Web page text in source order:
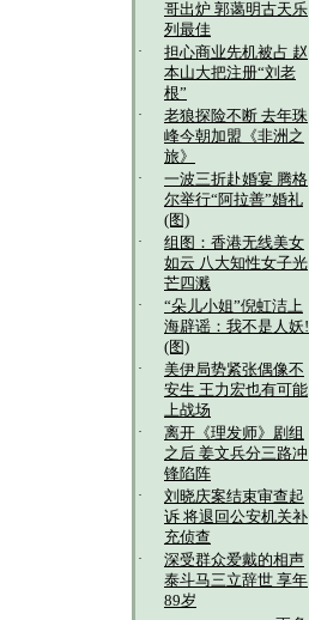
哥出炉 郭蔼明古天乐
列最佳
·
担心商业先机被占 赵
本山大把注册“刘老
根”
·
老狼探险不断 去年珠
峰今朝加盟《非洲之
旅》
·
一波三折赴婚宴 腾格
尔举行“阿拉善”婚礼
(图)
·
组图：香港无线美女
如云 八大知性女子光
芒四溅
·
“朵儿小姐”倪虹洁上
海辟谣：我不是人妖!
(图)
·
美伊局势紧张偶像不
安生 王力宏也有可能
上战场
·
离开《理发师》剧组
之后 姜文兵分三路冲
锋陷阵
·
刘晓庆案结束审查起
诉 将退回公安机关补
充侦查
·
深受群众爱戴的相声
泰斗马三立辞世 享年
89岁